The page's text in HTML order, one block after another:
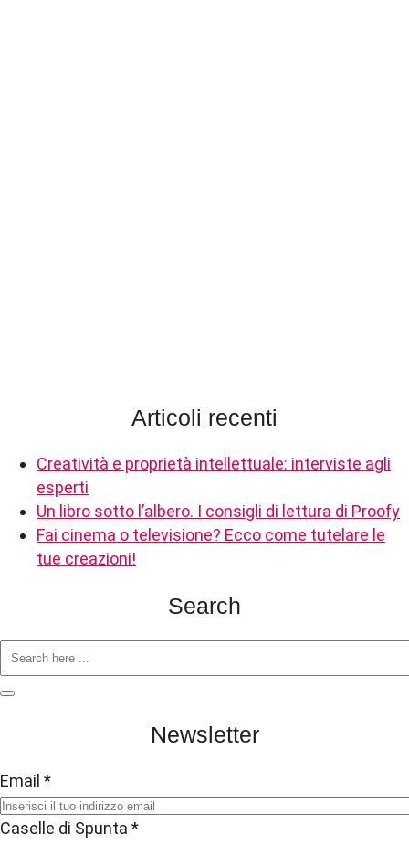
Articoli recenti
Creatività e proprietà intellettuale: interviste agli
esperti
Un libro sotto l’albero. I consigli di lettura di Proofy
Fai cinema o televisione? Ecco come tutelare le
tue creazioni!
Search
Newsletter
Email *
Caselle di Spunta *